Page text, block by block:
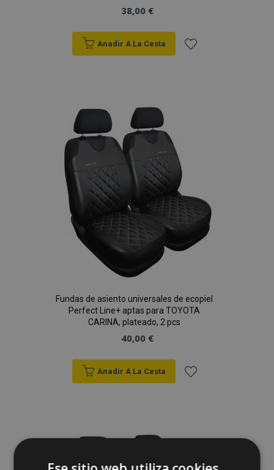
38,00 €
Anadir A La Cesta
Deseos
Fundas de asiento universales de ecopiel
Perfect Line+ aptas para TOYOTA
CARINA, plateado, 2 pcs
40,00 €
Anadir A La Cesta
Lista
de